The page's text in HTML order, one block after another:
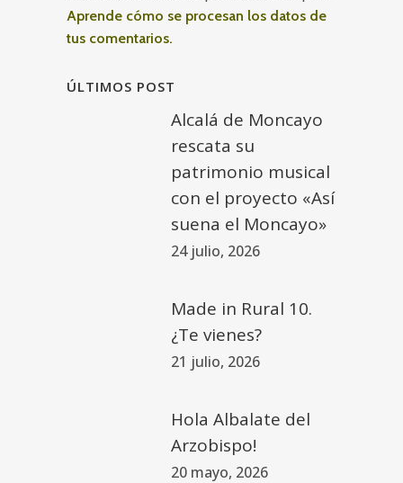
Aprende cómo se procesan los datos de
tus comentarios.
ÚLTIMOS POST
Alcalá de Moncayo
rescata su
patrimonio musical
con el proyecto «Así
suena el Moncayo»
24 julio, 2026
Made in Rural 10.
¿Te vienes?
21 julio, 2026
Hola Albalate del
Arzobispo!
20 mayo, 2026